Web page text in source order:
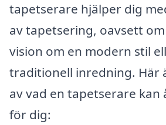
tapetserare hjälper dig
av tapetsering, oavsett
vision om en modern stil
traditionell inredning. Här
av vad en tapetserare kan
för dig: